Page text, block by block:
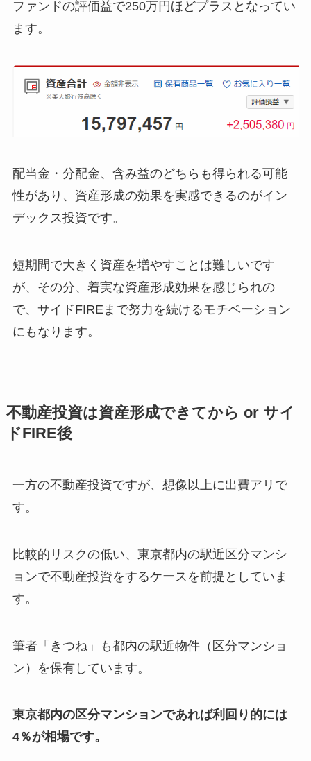
ファンドの評価益で250万円ほどプラスとなってい
ます。
配当金・分配金、含み益のどちらも得られる可能
性があり、資産形成の効果を実感できるのがイン
デックス投資です。
短期間で大きく資産を増やすことは難しいです
が、その分、着実な資産形成効果を感じられの
で、サイドFIREまで努力を続けるモチベーション
にもなります。
不動産投資は資産形成できてから or サイ
ドFIRE後
一方の不動産投資ですが、想像以上に出費アリで
す。
比較的リスクの低い、東京都内の駅近区分マンシ
ョンで不動産投資をするケースを前提としていま
す。
筆者「きつね」も都内の駅近物件（区分マンショ
ン）を保有しています。
東京都内の区分マンションであれば利回り的には
4％が相場です。